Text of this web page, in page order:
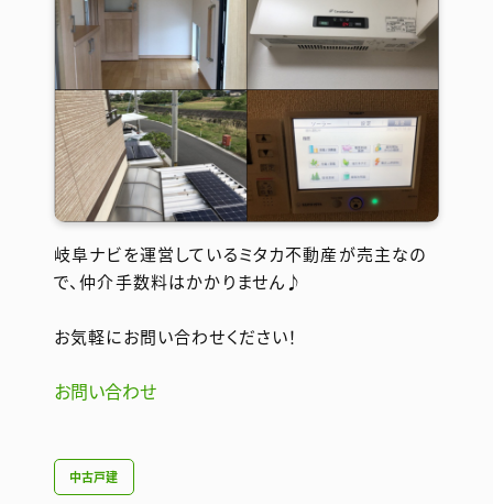
岐阜ナビを運営しているミタカ不動産が売主なの
で、仲介手数料はかかりません♪
お気軽にお問い合わせください！
お問い合わせ
中古戸建